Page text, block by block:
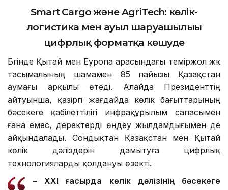
икемді етуге мүмкіндік береді,
–
Эльмира Осипова
Smart Cargo және AgriTech: көлік-
логистика мен ауыл шаруашылығы
цифрлық форматқа көшуде
Бүгінде Қытай мен Еуропа арасындағы теміржол жүк
тасымалының шамамен 85 пайызы Қазақстан
аумағы арқылы өтеді. Алайда Президенттің
айтуынша, қазіргі жағдайда көлік бағыттарының
бәсекеге қабілеттілігі инфрақұрылым сапасымен
ғана емес, деректерді өңдеу жылдамдығымен де
айқындалады. Сондықтан Қазақстан мен Қытай
көлік дәліздерін дамытуға цифрлық